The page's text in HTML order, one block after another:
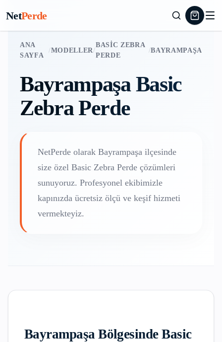
NetPerde
ANA
SAYFA
/MODELLER/
BASIC ZEBRA
PERDE
/BAYRAMPAŞA
Bayrampaşa Basic
Zebra Perde
NetPerde olarak Bayrampaşa ilçesinde
size özel Basic Zebra Perde çözümleri
sunuyoruz. Profesyonel ekibimizle
kapınızda ücretsiz ölçü ve keşif hizmeti
vermekteyiz.
Bayrampaşa BölgesindeBasic